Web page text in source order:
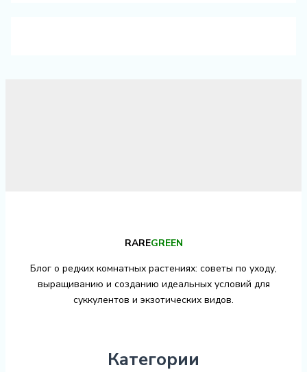
RAREGREEN
Блог о редких комнатных растениях: советы по уходу,
выращиванию и созданию идеальных условий для
суккулентов и экзотических видов.
Категории